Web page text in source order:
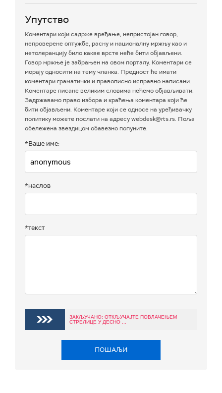
Упутство
Коментари који садрже вређање, непристојан говор,
непроверене оптужбе, расну и националну мржњу као и
нетолеранцију било какве врсте неће бити објављени.
Говор мржње је забрањен на овом порталу. Коментари се
морају односити на тему чланка. Предност ће имати
коментари граматички и правописно исправно написани.
Коментаре писане великим словима нећемо објављивати.
Задржавамо право избора и краћења коментара који ће
бити објављени. Коментаре који се односе на уређивачку
политику можете послати на адресу webdesk@rts.rs. Поља
обележена звездицом обавезно попуните.
*Ваше име:
*наслов
*текст
ЗАКЉУЧАНО: ОТКЉУЧАЈТЕ ПОВЛАЧЕЊЕМ
СТРЕЛИЦЕ У ДЕСНО ...
ПОШАЉИ